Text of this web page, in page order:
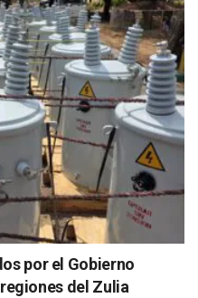
por el Gobierno
del Zulia